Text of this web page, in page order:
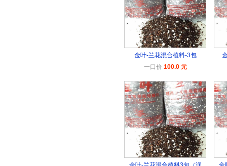
金叶-兰花混合植料-3包
一口价 100.0 元